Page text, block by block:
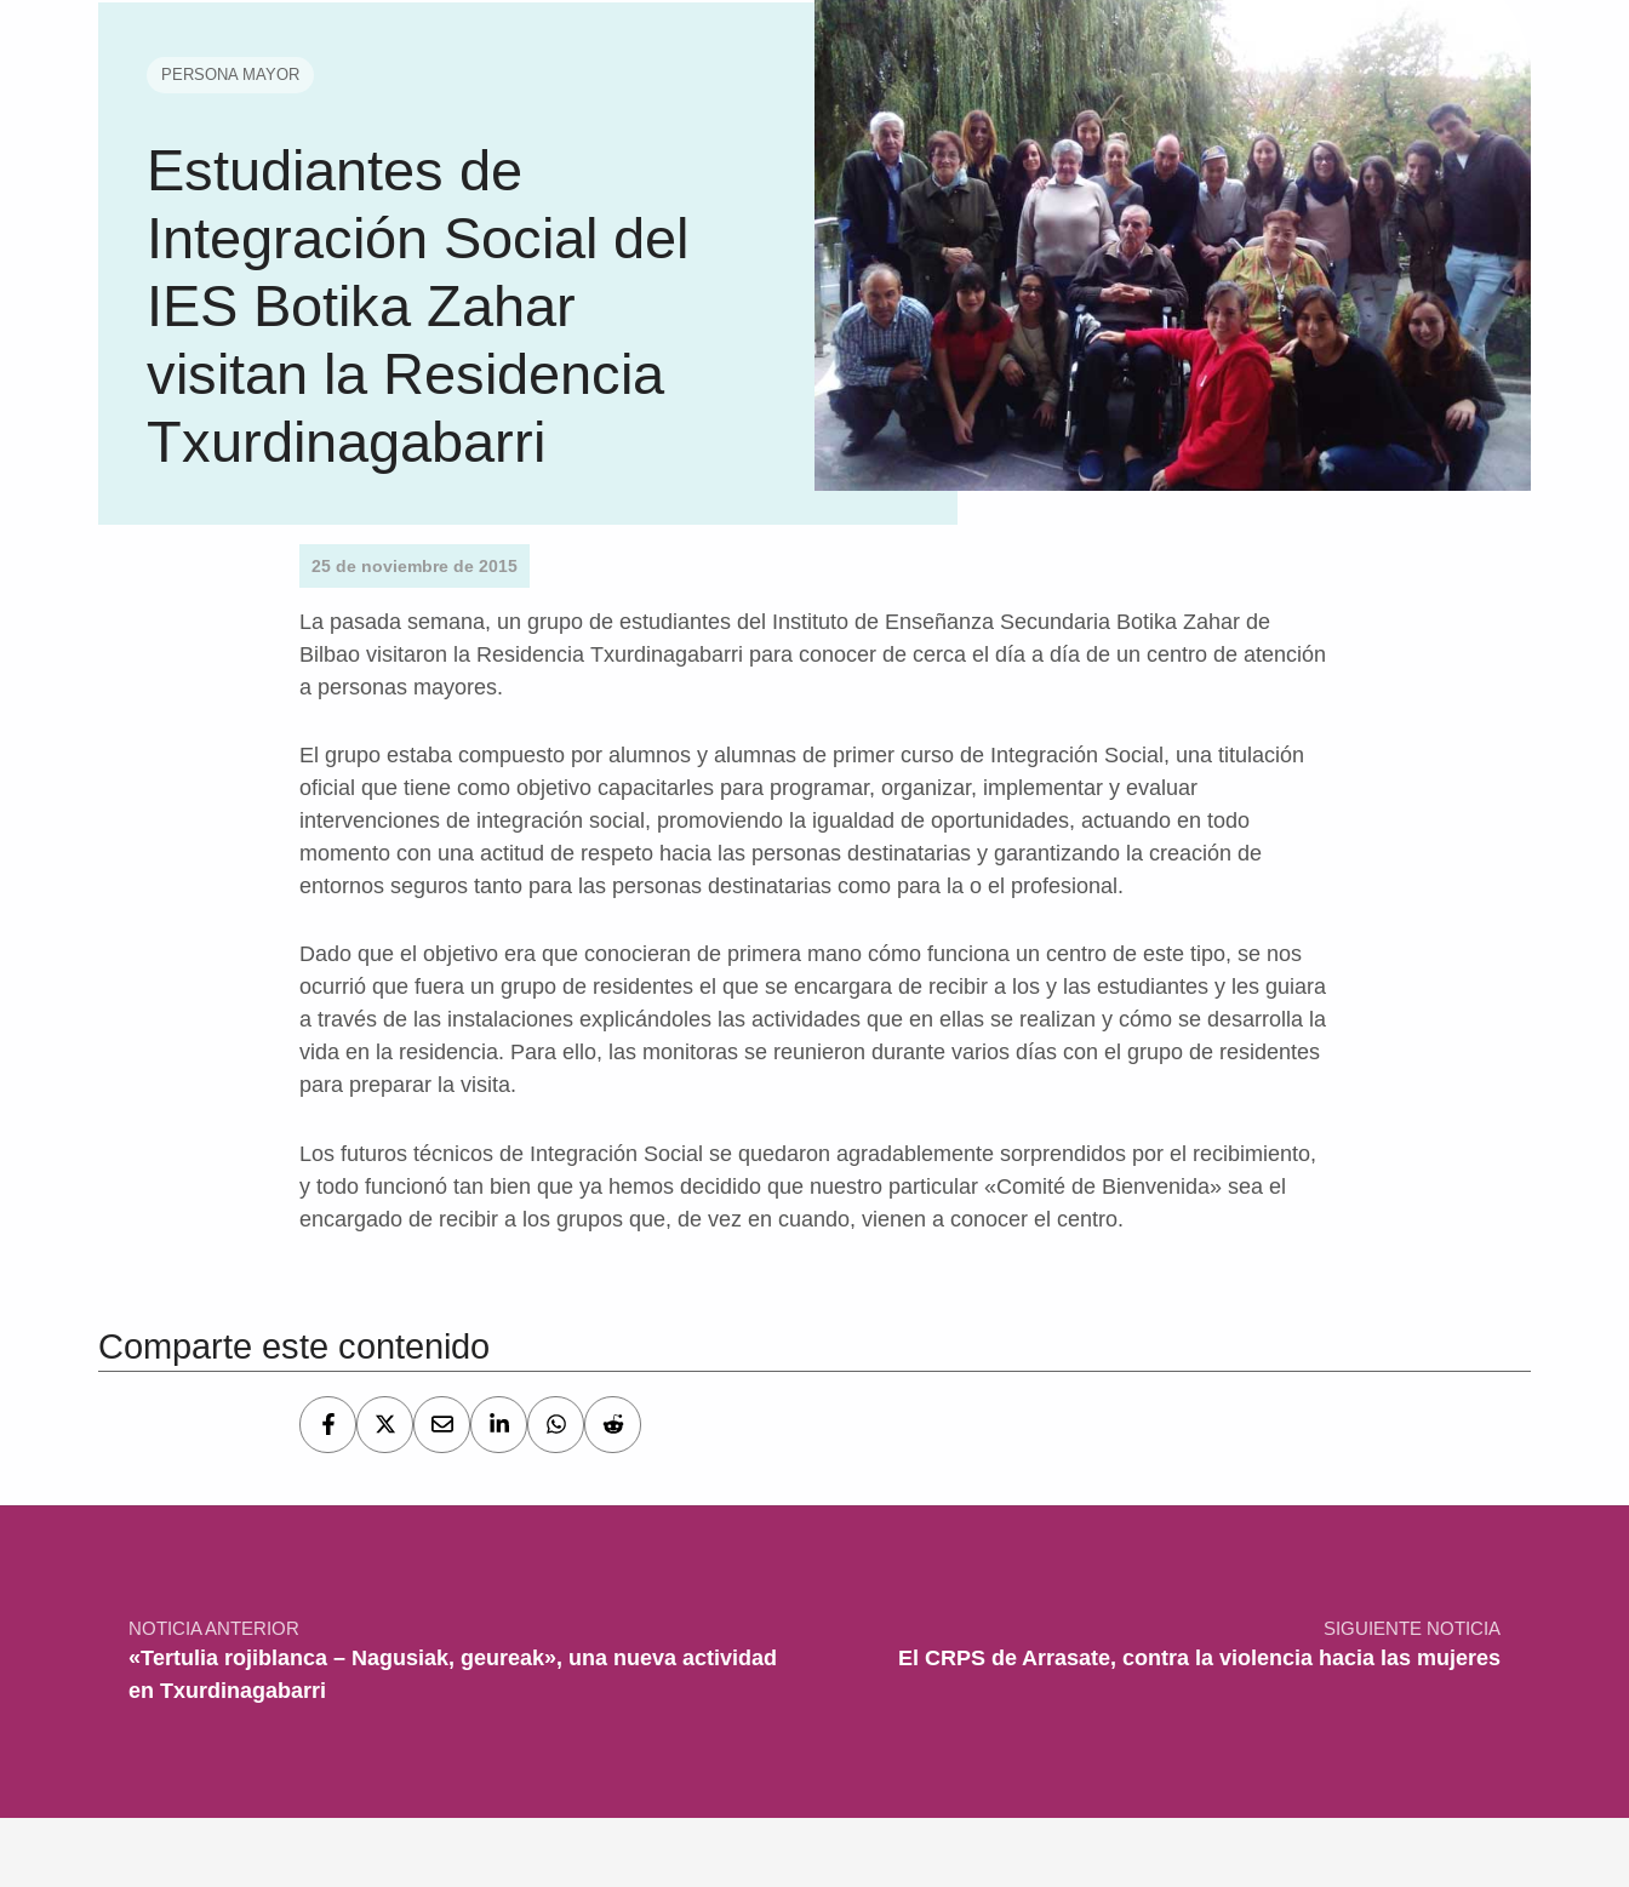
PERSONA MAYOR
Estudiantes de
Integración Social del
IES Botika Zahar
visitan la Residencia
Txurdinagabarri
25 de noviembre de 2015
La pasada semana, un grupo de estudiantes del Instituto de Enseñanza Secundaria Botika Zahar de
Bilbao visitaron la Residencia Txurdinagabarri para conocer de cerca el día a día de un centro de atención
a personas mayores.
El grupo estaba compuesto por alumnos y alumnas de primer curso de Integración Social, una titulación
oficial que tiene como objetivo capacitarles para programar, organizar, implementar y evaluar
intervenciones de integración social, promoviendo la igualdad de oportunidades, actuando en todo
momento con una actitud de respeto hacia las personas destinatarias y garantizando la creación de
entornos seguros tanto para las personas destinatarias como para la o el profesional.
Dado que el objetivo era que conocieran de primera mano cómo funciona un centro de este tipo, se nos
ocurrió que fuera un grupo de residentes el que se encargara de recibir a los y las estudiantes y les guiara
a través de las instalaciones explicándoles las actividades que en ellas se realizan y cómo se desarrolla la
vida en la residencia. Para ello, las monitoras se reunieron durante varios días con el grupo de residentes
para preparar la visita.
Los futuros técnicos de Integración Social se quedaron agradablemente sorprendidos por el recibimiento,
y todo funcionó tan bien que ya hemos decidido que nuestro particular «Comité de Bienvenida» sea el
encargado de recibir a los grupos que, de vez en cuando, vienen a conocer el centro.
Comparte este contenido
NOTICIA ANTERIOR
«Tertulia rojiblanca – Nagusiak, geureak», una nueva actividad
en Txurdinagabarri
SIGUIENTE NOTICIA
El CRPS de Arrasate, contra la violencia hacia las mujeres